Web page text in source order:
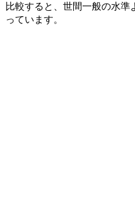
比較すると、世間一般の水
っています。